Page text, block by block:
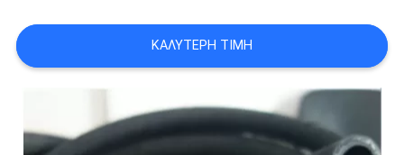
SITEMAP
PRIVACY
POLICY
ΚΑΛΎΤΕΡΗ ΤΙΜΉ